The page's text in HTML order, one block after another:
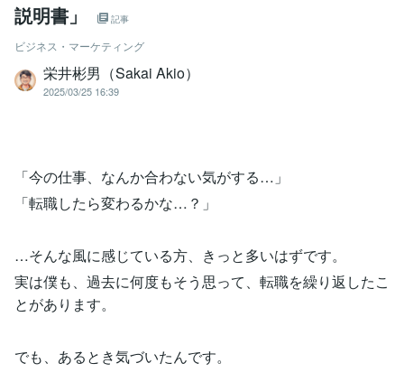
説明書」
記事
ビジネス・マーケティング
栄井彬男（Sakai Akio）
2025/03/25 16:39
「今の仕事、なんか合わない気がする…」
「転職したら変わるかな…？」
…そんな風に感じている方、きっと多いはずです。
実は僕も、過去に何度もそう思って、転職を繰り返したこ
とがあります。
でも、あるとき気づいたんです。